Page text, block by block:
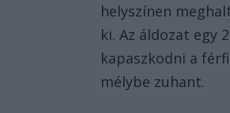
helyszínen
ki. Az áldozat egy
kapaszkodni a
mélybe zuhant.